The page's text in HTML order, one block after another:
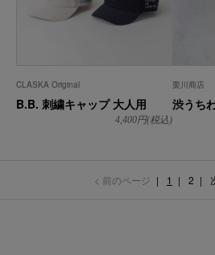
CLASKA Original
B.B. 刺繍キャップ 大人用
4,400円(税込)
栗川商店
渋うち
< 前のページ 1 2